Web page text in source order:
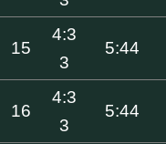
15
4:3
3
5:44
16
4:3
3
5:44